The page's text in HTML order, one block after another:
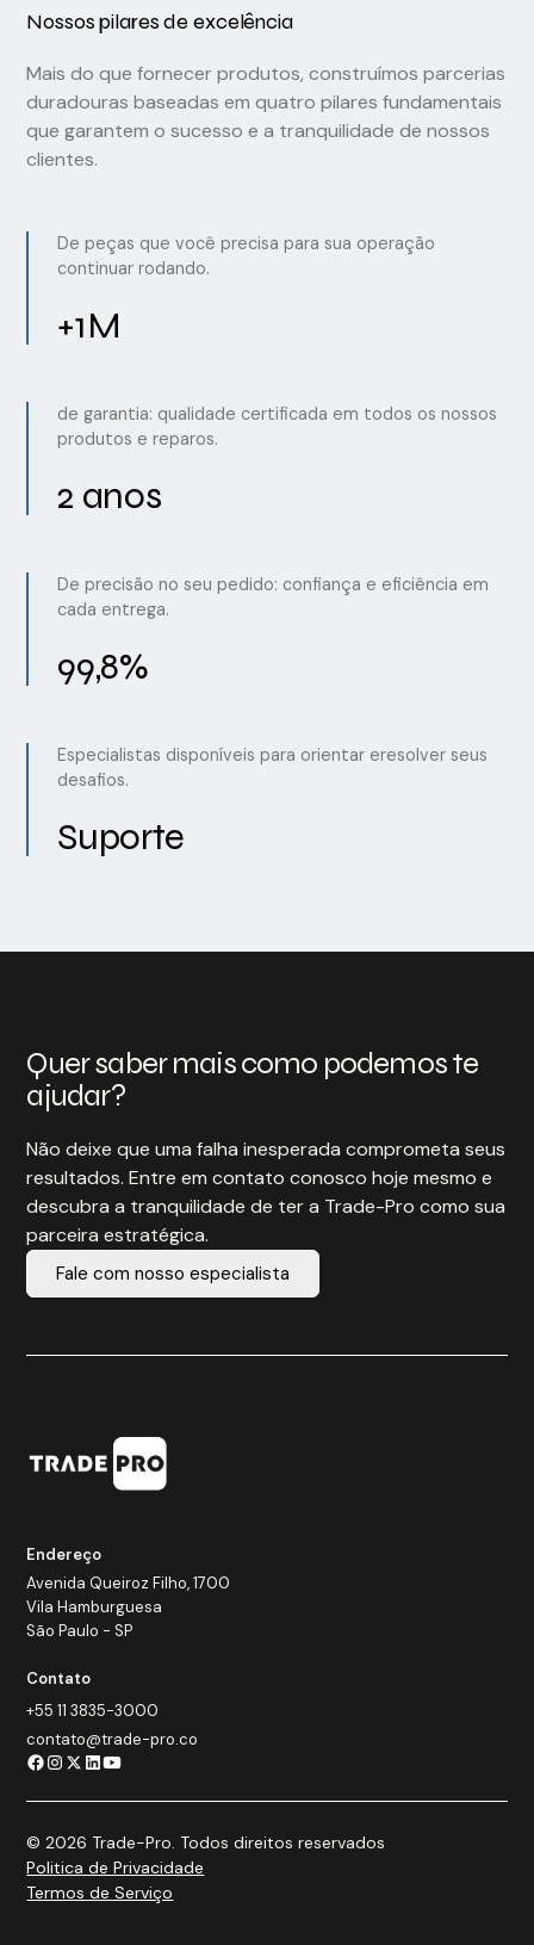
Nossos pilares de excelência
Mais do que fornecer produtos, construímos parcerias
duradouras baseadas em quatro pilares fundamentais
que garantem o sucesso e a tranquilidade de nossos
clientes.
De peças que você precisa para sua operação
continuar rodando.
+1M
de garantia: qualidade certificada em todos os nossos
produtos e reparos.
2 anos
De precisão no seu pedido: confiança e eficiência em
cada entrega.
99,8%
Especialistas disponíveis para orientar eresolver seus
desafios.
Suporte
Quer saber mais como podemos te
ajudar?
Não deixe que uma falha inesperada comprometa seus
resultados. Entre em contato conosco hoje mesmo e
descubra a tranquilidade de ter a Trade-Pro como sua
parceira estratégica.
Fale com nosso especialista
Endereço
Avenida Queiroz Filho, 1700
Vila Hamburguesa
São Paulo - SP
Contato
+55 11 3835-3000
contato@trade-pro.co
© 2026 Trade-Pro. Todos direitos reservados
Politica de Privacidade
Termos de Serviço